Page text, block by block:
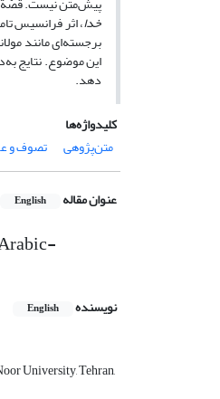
خدا، اثر فرانسیس
برجسته‌ای مانند
این موضوع. نتایج
دهد.
کلیدواژه‌ها
متن‌پژوهی
تصوف و
عنوان مقاله English
نویسنده English
University, Tehran,